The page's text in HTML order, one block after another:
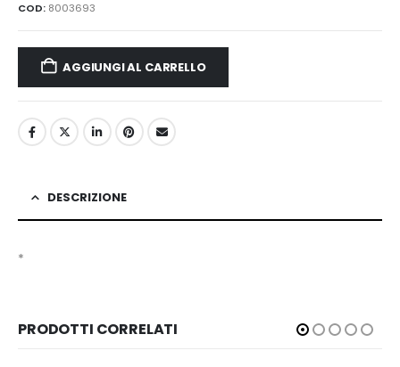
COD: 8003693
AGGIUNGI AL CARRELLO
DESCRIZIONE
*
PRODOTTI CORRELATI